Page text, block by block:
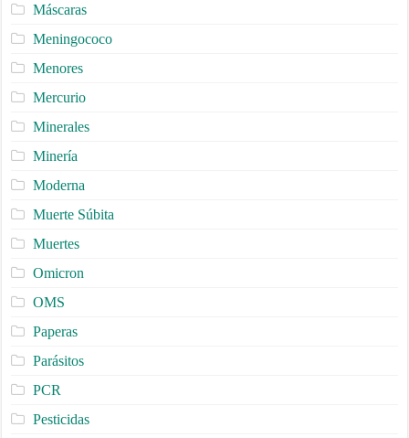
Máscaras
Meningococo
Menores
Mercurio
Minerales
Minería
Moderna
Muerte Súbita
Muertes
Omicron
OMS
Paperas
Parásitos
PCR
Pesticidas